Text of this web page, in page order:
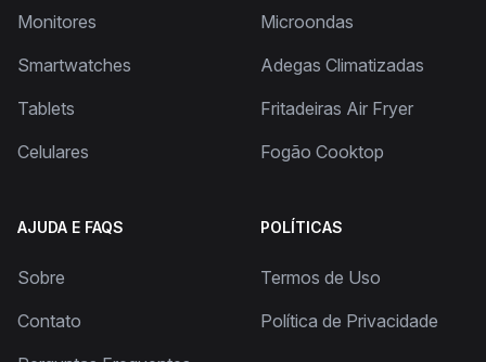
Monitores
Smartwatches
Tablets
Celulares
Microondas
Adegas Climatizadas
Fritadeiras Air Fryer
Fogão Cooktop
AJUDA E FAQS
Sobre
Contato
POLÍTICAS
Termos de Uso
Política de Privacidade